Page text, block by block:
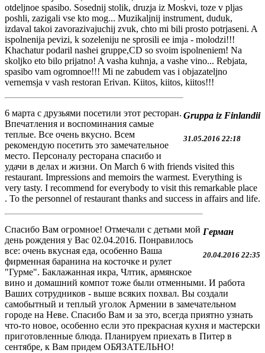
otdeljnoe spasibo. Sosednij stolik, druzja iz Moskvi, toze v pljas
poshli, zazigali vse kto mog... Muzikaljnij instrument, duduk,
izdaval takoi zavorazivajuchij zvuk, chto mi bili prosto potrjaseni. A
ispolnenija pevizi, k sozeleniju ne sprosili ee imja - molodzi!!!
Khachatur podaril nashei gruppe,CD so svoim ispolneniem! Na
skoljko eto bilo prijatno! A vasha kuhnja, a vashe vino... Rebjata,
spasibo vam ogromnoe!!! Mi ne zabudem vas i objazateljno
vernemsja v vash restoran Erivan. Kiitos, kiitos, kiitos!!!
Gruppa iz Finlandii
31.05.2016 22:18
6 марта с друзьями посетили этот ресторан.
Впечатления и воспоминания самые
теплые. Все очень вкусно. Всем
рекомендую посетить это замечательное
место. Персоналу ресторана спасибо и
удачи в делах и жизни. On March 6 with friends visited this
restaurant. Impressions and memoirs the warmest. Everything is
very tasty. I recommend for everybody to visit this remarkable place
. To the personnel of restaurant thanks and success in affairs and life.
Герман
20.04.2016 22:35
Спасибо Вам огромное! Отмечали с детьми мой
день рождения у Вас 02.04.2016. Понравилось
все: очень вкусная еда, особенно Ваша
фирменная баранина на косточке и рулет
"Гурме". Баклажанная икра, Члтик, армянское
вино и домашний компот тоже были отменными. И работа
Ваших сотрудников - выше всяких похвал. Вы создали
самобытный и теплый уголок Армении в замечательном
городе на Неве. Спасибо Вам и за это, всегда приятно узнать
что-то новое, особенно если это прекрасная кухня и мастерски
приготовленные блюда. Планируем приехать в Питер в
сентябре, к Вам придем ОБЯЗАТЕЛЬНО!